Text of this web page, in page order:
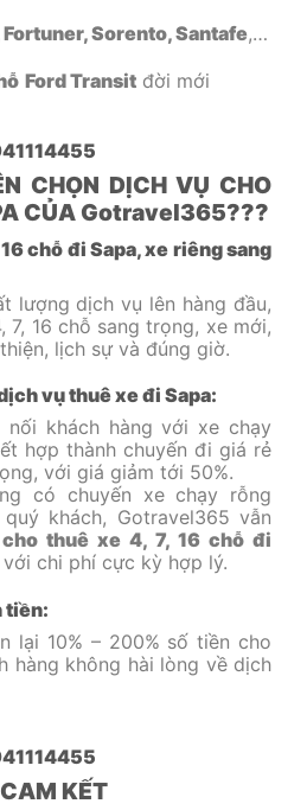
Sorento, Santafe,…
Ford Transit đời mới
CHỌN DỊCH VỤ CHO
CỦA Gotravel365???
chỗ đi Sapa, xe riêng sang
lượng dịch vụ lên hàng đầu,
7, 16 chỗ sang trọng, xe mới,
lịch sự và đúng giờ.
vụ thuê xe đi Sapa:
khách hàng với xe chạy
hợp thành chuyến đi giá rẻ
với giá giảm tới 50%.
có chuyến xe chạy rỗng
khách, Gotravel365 vẫn
cho thuê xe 4, 7, 16 chỗ đi
chi phí cực kỳ hợp lý.
tiền:
lại 10% – 200% số tiền cho
hàng không hài lòng về dịch
KẾT